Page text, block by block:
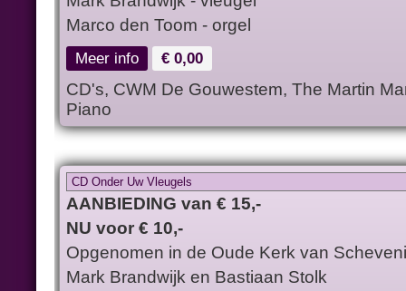
Marco den Toom - orgel
Meer info € 0,00
CD's, CWM De Gouwestem, The Martin
Piano
CD Onder Uw Vleugels
AANBIEDING van € 15,-
NU voor € 10,-
Opgenomen in de Oude Kerk van
Mark Brandwijk en Bastiaan Stolk